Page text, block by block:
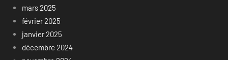
mars 2025
février 2025
janvier 2025
décembre 2024